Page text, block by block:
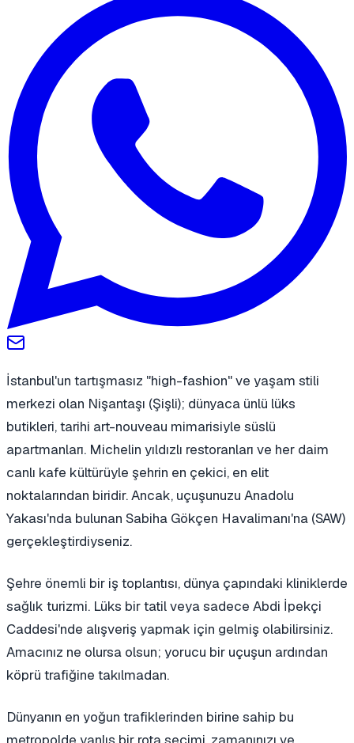
İstanbul'un tartışmasız "high-fashion" ve yaşam stili
merkezi olan Nişantaşı (Şişli); dünyaca ünlü lüks
butikleri, tarihi art-nouveau mimarisiyle süslü
apartmanları. Michelin yıldızlı restoranları ve her daim
canlı kafe kültürüyle şehrin en çekici, en elit
noktalarından biridir. Ancak, uçuşunuzu Anadolu
Yakası'nda bulunan Sabiha Gökçen Havalimanı'na (SAW)
gerçekleştirdiyseniz.
Şehre önemli bir iş toplantısı, dünya çapındaki kliniklerde
sağlık turizmi. Lüks bir tatil veya sadece Abdi İpekçi
Caddesi'nde alışveriş yapmak için gelmiş olabilirsiniz.
Amacınız ne olursa olsun; yorucu bir uçuşun ardından
köprü trafiğine takılmadan.
Dünyanın en yoğun trafiklerinden birine sahip bu